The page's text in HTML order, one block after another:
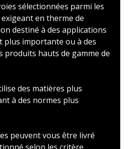
sélectionnées parmi les
en therme de
destiné à des applications
plus importante ou à des
produits hauts de gamme de
des matières plus
à des normes plus
peuvent vous être livré